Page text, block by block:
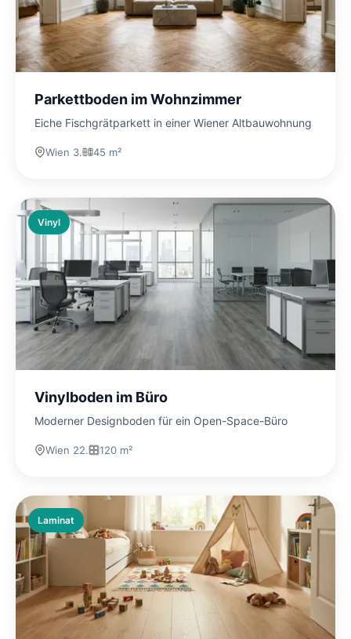
Parkettboden im Wohnzimmer
Eiche Fischgrätparkett in einer Wiener Altbauwohnung
Wien 3. 45 m²
Vinyl
Vinylboden im Büro
Moderner Designboden für ein Open-Space-Büro
Wien 22. 120 m²
Laminat